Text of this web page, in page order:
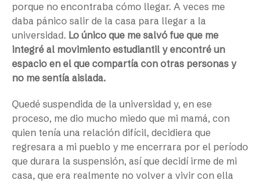
porque no encontraba cómo llegar. A veces me
daba pánico salir de la casa para llegar a la
universidad. Lo único que me salvó fue que me
integré al movimiento estudiantil y encontré un
espacio en el que compartía con otras personas y
no me sentía aislada.
Quedé suspendida de la universidad y, en ese
proceso, me dio mucho miedo que mi mamá, con
quien tenía una relación difícil, decidiera que
regresara a mi pueblo y me encerrara por el período
que durara la suspensión, así que decidí irme de mi
casa, que era realmente no volver a vivir con ella